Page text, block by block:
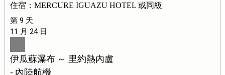
住宿：MERCURE IGUAZU HOTEL 或同級
第 9 天
11 月 24 日
伊瓜蘇瀑布 ～ 里約熱內盧
- 內陸航機